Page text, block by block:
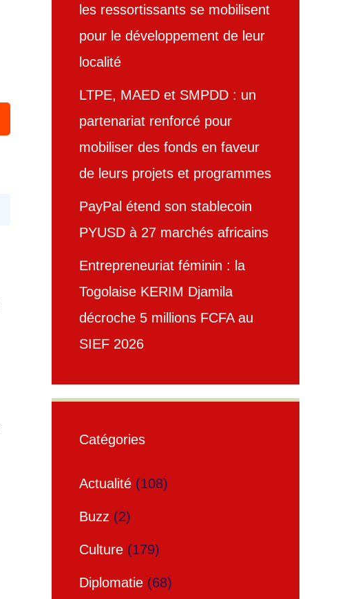
les ressortissants se mobilisent
pour le développement de leur
localité
LTPE, MAED et SMPDD : un
partenariat renforcé pour
mobiliser des fonds en faveur
de leurs projets et programmes
PayPal étend son stablecoin
PYUSD à 27 marchés africains
Entrepreneuriat féminin : la
Togolaise KERIM Djamila
décroche 5 millions FCFA au
SIEF 2026
Catégories
Actualité (108)
Buzz (2)
Culture (179)
Diplomatie (68)